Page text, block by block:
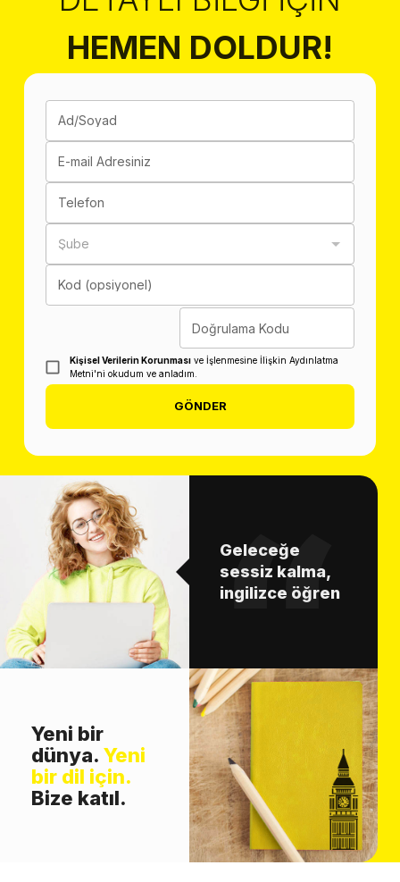
HEMEN DOLDUR!
Ad/Soyad
E-mail Adresiniz
Telefon
Şube
Kod (opsiyonel)
Doğrulama Kodu
Kişisel Verilerin Korunması ve İşlenmesine İlişkin Aydınlatma
Metni'ni okudum ve anladım.
GÖNDER
Geleceğe
sessiz kalma,
ingilizce öğren
Yeni bir
dünya. Yeni
bir dil için.
Bize katıl.